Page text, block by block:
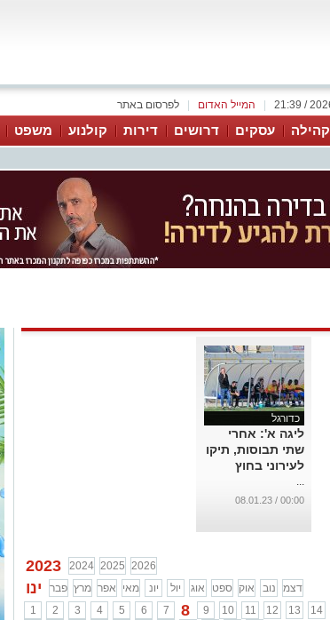
לפרסום באתר המייל האדום
קהילה עסקים דרושים דירות קולנוע משפט
כדורגל
ליגה א': אחרי
שתי תבוסות, תיקו
לעירוני בחוץ
...
00:00 / 08.01.23
2023 2024 2025 2026
ינו פבר מרץ אפר מאי יונ יול אוג ספט אוק נוב
דצמ
1
2 3 4 5 6 7 8 9 10 11 12 13 14